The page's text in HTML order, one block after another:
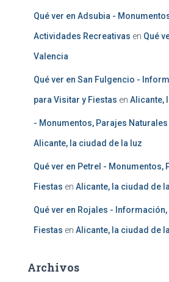
Qué ver en Adsubia -
Actividades Recreativas en Qué
Valencia
Qué ver en San Fulgencio -
para Visitar y Fiestas en Alicante,
- Monumentos, Parajes Naturales
Alicante, la ciudad de la luz
Qué ver en Petrel - Monumentos,
Fiestas en Alicante, la ciudad de
Qué ver en Rojales -
Fiestas en Alicante, la ciudad de
Archivos